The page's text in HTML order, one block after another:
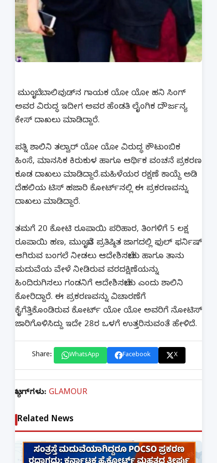
ಮುಂಬೈ: ಬಾಲಿವುಡ್‌ನ ಗಾಯಕ ಯೋ ಯೋ ಹನಿ ಸಿಂಗ್
ಅವರ ವಿರುದ್ಧ ಇದೀಗ ಅವರ ಹೆಂಡತಿ ಲೈಂಗಿಕ ದೌರ್ಜನ್ಯ
ಕೇಸ್‌ ದಾಖಲು ಮಾಡಿದ್ದಾರೆ.
ಪತ್ನಿ ಶಾಲಿನಿ ತಲ್ವಾರ್‌ ಯೋ ಯೋ ವಿರುದ್ಧ ಕೌಟುಂಬಿಕ
ಹಿಂಸೆ, ಮಾನಸಿಕ ಕಿರುಕುಳ ಹಾಗೂ ಆರ್ಥಿಕ ವಂಚನೆ ಪ್ರಕರಣ
ಕೂಡ ದಾಖಲು ಮಾಡಿದ್ದಾರೆ.ಮಹಿಳೆಯರ ರಕ್ಷಣೆ ಕಾಯ್ದೆ ಅಡಿ
ದೆಹಲಿಯ ಟಿಸ್ ಹಜಾರಿ ಕೋರ್ಟ್‌ನಲ್ಲಿ ಈ ಪ್ರಕರಣವನ್ನು
ದಾಖಲು ಮಾಡಿದ್ದಾರೆ.
ತಮಗೆ 20 ಕೋಟಿ ರೂಪಾಯಿ ಪರಿಹಾರ, ತಿಂಗಳಿಗೆ 5 ಲಕ್ಷ
ರೂಪಾಯಿ ಹಣ, ಮುಂಬೈನ ಪ್ರತಿಷ್ಠಿತ ಜಾಗದಲ್ಲಿ ಫುಲ್‌ ಫರ್ನಿಷ್‌
ಆಗಿರುವ ಬಂಗಲೆ ನೀಡಲು ಆದೇಶಿಸಬೇಕು ಹಾಗೂ ತಾನು
ಮದುವೆಯ ವೇಳೆ ನೀಡಿರುವ ವರದಕ್ಷಿಣೆಯನ್ನು
ಹಿಂದಿರುಗಿಸಲು ಗಂಡನಿಗೆ ಆದೇಶಿಸಬೇಕು ಎಂದು ಶಾಲಿನಿ
ಕೋರಿದ್ದಾರೆ. ಈ ಪ್ರಕರಣವನ್ನು ವಿಚಾರಣೆಗೆ
ಕೈಗೆತ್ತಿಕೊಂಡಿರುವ ಕೋರ್ಟ್‌ ಯೋ ಯೋ ಅವರಿಗೆ ನೋಟಿಸ್‌
ಜಾರಿಗೊಳಿಸಿದ್ದು ಇದೇ 28ರ ಒಳಗೆ ಉತ್ತರಿಸುವಂತೆ ಹೇಳಿದೆ.
Share: WhatsApp Facebook X
ಟ್ಯಾಗ್‌ಗಳು: GLAMOUR
Related News